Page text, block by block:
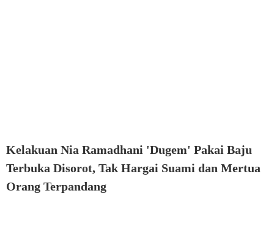
Kelakuan Nia Ramadhani 'Dugem' Pakai Baju
Terbuka Disorot, Tak Hargai Suami dan Mertua
Orang Terpandang